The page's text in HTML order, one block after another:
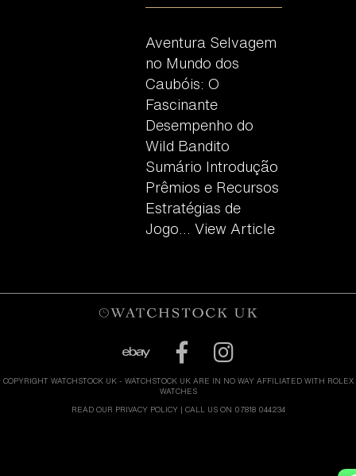
Aventura Selvagem
no Mundo dos
Caubóis: O
Fascinante
Desempenho do
Wild Bandito
Sumário Introdução
Prêmios e Recursos
Estratégias de
Jogo...View Article
COPYRIGHT WATCHSTOCK UK - WATCHSTOCK UK ARE IN NO WAY AFFILIATED WITH ROLEX
WATCHES
READ OUR PRIVACY POLICY | CALL US ON 07818 044234